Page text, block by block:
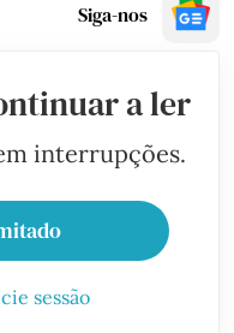
Siga-nos
a ler
interrupções.
sessão